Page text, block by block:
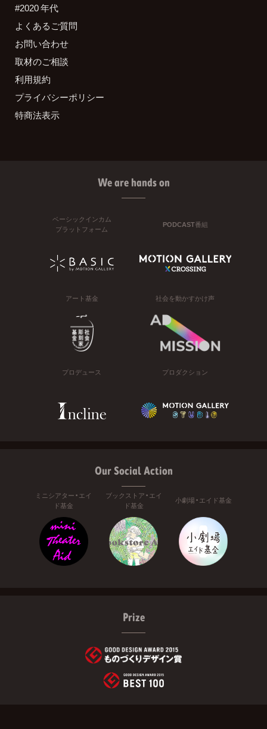
#2020 年代
よくあるご質問
お問い合わせ
取材のご相談
利用規約
プライバシーポリシー
特商法表示
We are hands on
ベーシックインカム
プラットフォーム
PODCAST番組
アート基金 社会を動かすかけ声
プロデュース プロダクション
Our Social Action
ミニシアター・エイ
ド基金
ブックストア・エイ
ド基金
小劇場・エイド基金
Prize